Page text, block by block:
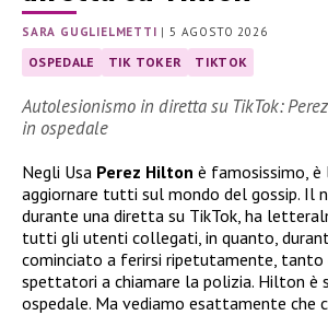
SARA GUGLIELMETTI |5 AGOSTO 2026
OSPEDALE TIK TOKER TIKTOK
Autolesionismo in diretta su TikTok:
in ospedale
Negli Usa Perez Hilton è famosissimo, è
aggiornare tutti sul mondo del gossip. Il
durante una diretta su TikTok, ha
tutti gli utenti collegati, in quanto,
cominciato a ferirsi ripetutamente, tanto
spettatori a chiamare la polizia. Hilton è
ospedale. Ma vediamo esattamente che